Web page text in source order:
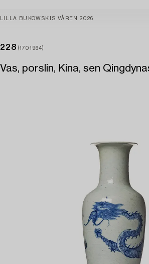
LILLA BUKOWSKIS VÅREN 2026
228 (1701964)
Vas, porslin, Kina, sen